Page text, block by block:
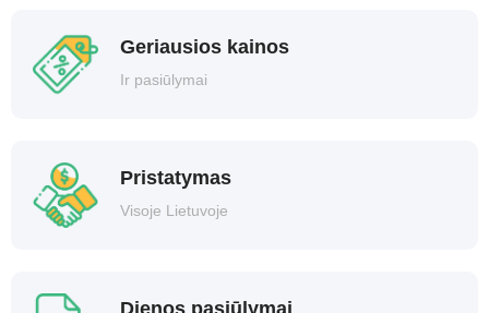
Geriausios kainos
Ir pasiūlymai
Pristatymas
Visoje Lietuvoje
Dienos pasiūlymai